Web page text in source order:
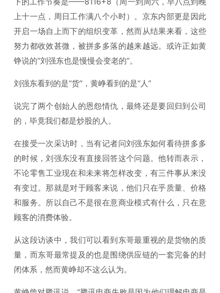
上十一点，周日工作满八个小时）。京东内部更是因此
开启一场自上而下的组织变革，然而从结果来看，这些
努力都收效甚微，被拼多多落的越来越远。或许正如黄
铮说的“刘强东也是慢慢会变老的”。
刘强东看到的是“货”，黄峥看到的是“人”
说完了两个创始人的恩怨情仇，最终还是要回归到公司
的，毕竟我们都是炒股的人。
在接受一次采访时，当有记者问刘强东如何看待拼多多
的时候，刘强东没有直接回答这个问题。他转而表示，
不论零售工业现在和未来将怎样改变，有三件事从来没
有变过。那就是对于顾客来说，他们只在乎质量、价格
和服务。所以自己不是很在意商业模式有什么，只在意
顾客的消费体验。
从这段访谈中，我们可以看到东哥最重视的是货物的质
量，而东哥最常提及的也是围绕供应链的一套完备的封
闭体系，然而黄峥却不这么认为。